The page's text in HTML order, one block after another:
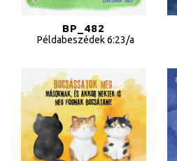
Hitvallásunk
Adatvédelmi tájékoztató
BP_482
Példabeszédek 6:23/a